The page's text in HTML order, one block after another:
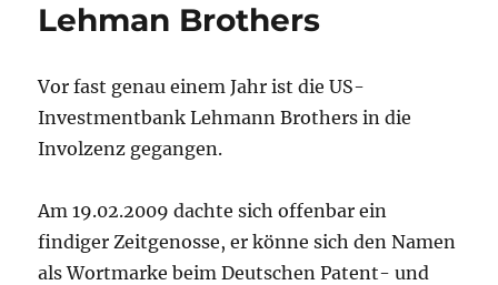
Lehman Brothers
Vor fast genau einem Jahr ist die US-
Investmentbank Lehmann Brothers in die
Involzenz gegangen.
Am 19.02.2009 dachte sich offenbar ein
findiger Zeitgenosse, er könne sich den Namen
als Wortmarke beim Deutschen Patent- und